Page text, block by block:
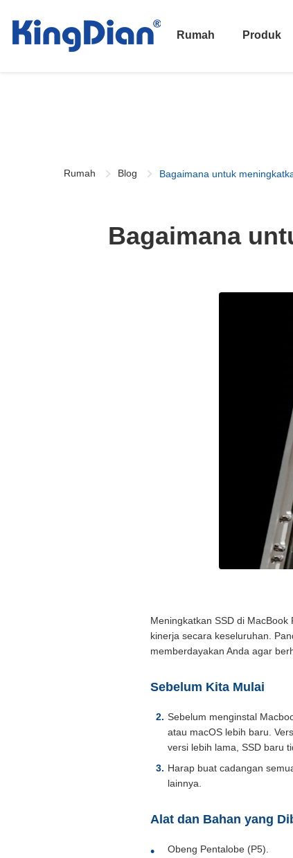
Rumah Produk
Rumah Blog Bagaimana untuk
Bagaimana
Meningkatkan SSD di
kinerja secara keseluruhan.
memberdayakan Anda agar
Sebelum Kita Mulai
Sebelum menginstal
atau macOS lebih baru.
versi lebih lama, SSD baru
Harap buat cadangan
lainnya.
Alat dan Bahan yang
Obeng Pentalobe (P5).